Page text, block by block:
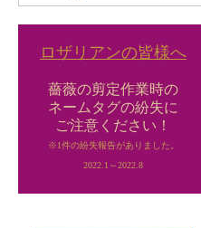
ロザリアンの皆様へ
薔薇の剪定作業時の
ネームタグの紛失に
ご注意ください！
※1件の紛失報告がありました。
2022.1～2022.8